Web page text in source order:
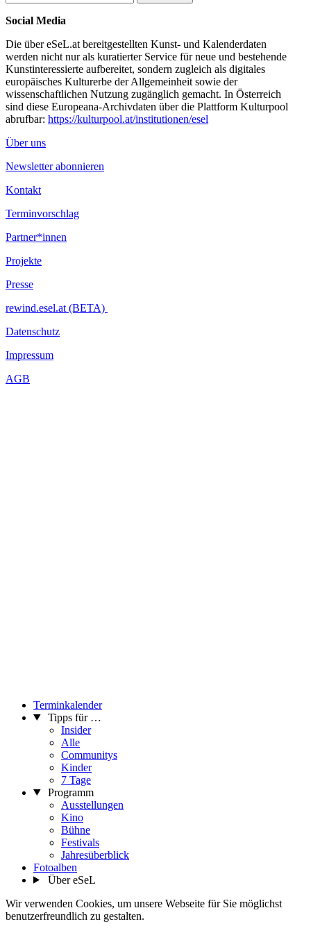
Social Media
Die über eSeL.at bereitgestellten Kunst- und Kalenderdaten
werden nicht nur als kuratierter Service für neue und bestehende
Kunstinteressierte aufbereitet, sondern zugleich als digitales
europäisches Kulturerbe der Allgemeinheit sowie der
wissenschaftlichen Nutzung zugänglich gemacht. In Österreich
sind diese Europeana-Archivdaten über die Plattform Kulturpool
abrufbar: https://kulturpool.at/institutionen/esel
Über uns
Newsletter abonnieren
Kontakt
Terminvorschlag
Partner*innen
Projekte
Presse
rewind.esel.at (BETA)
Datenschutz
Impressum
AGB
Terminkalender
Tipps für …
Insider
Alle
Communitys
Kinder
7 Tage
Programm
Ausstellungen
Kino
Bühne
Festivals
Jahresüberblick
Fotoalben
Über eSeL
Wir verwenden Cookies, um unsere Webseite für Sie möglichst
benutzerfreundlich zu gestalten.